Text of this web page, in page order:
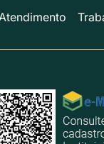
Atendimento